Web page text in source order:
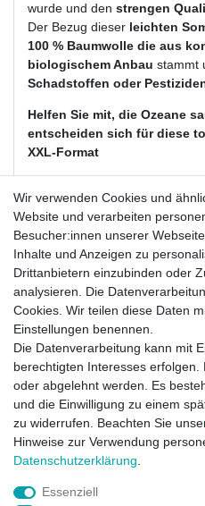
wurde und den strengen
Der Bezug dieser leichten
100 % Baumwolle die aus
biologischem Anbau stammt
Schadstoffen oder
Helfen Sie mit, die Ozeane
entscheiden sich für diese
XXL-Format
Extra-Leichtsteppbett XXL
Die Lieferung erfolgt in
Kraftpapiertasche.
Bezug: 100 % Baumwoll-
kontrollierter Anbau
, Natur-
Füllung:
100 % Recycling
Aerelle blue
Maße:
240,0 x 220,0 cm
Gewicht:
ca. 675 Gramm
waschbar : bis 60°C waschbar,
Wir verwenden Cookies und
Website und verarbeiten
Besucher:innen unserer
Inhalte und Anzeigen zu
Drittanbietern einzubinden oder
analysieren. Die
Cookies. Wir teilen diese Daten
Einstellungen benennen.
Die Datenverarbeitung kann mit
berechtigten Interesses
oder abgelehnt werden. Es
und die Einwilligung zu einem
zu widerrufen. Beachten Sie
Hinweise zur Verwendung
Daten­schutz­erklärung
Essenziell